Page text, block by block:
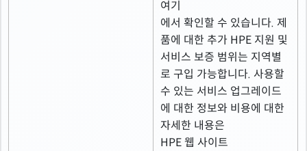
여기
에서 확인할 수 있습니다. 제
품에 대한 추가 HPE 지원 및
서비스 보증 범위는 지역별
로 구입 가능합니다. 사용할
수 있는 서비스 업그레이드
에 대한 정보와 비용에 대한
자세한 내용은
HPE 웹 사이트